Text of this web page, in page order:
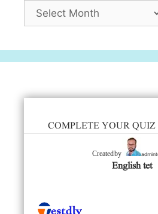
COMPLETE YOUR
Created by
English tet